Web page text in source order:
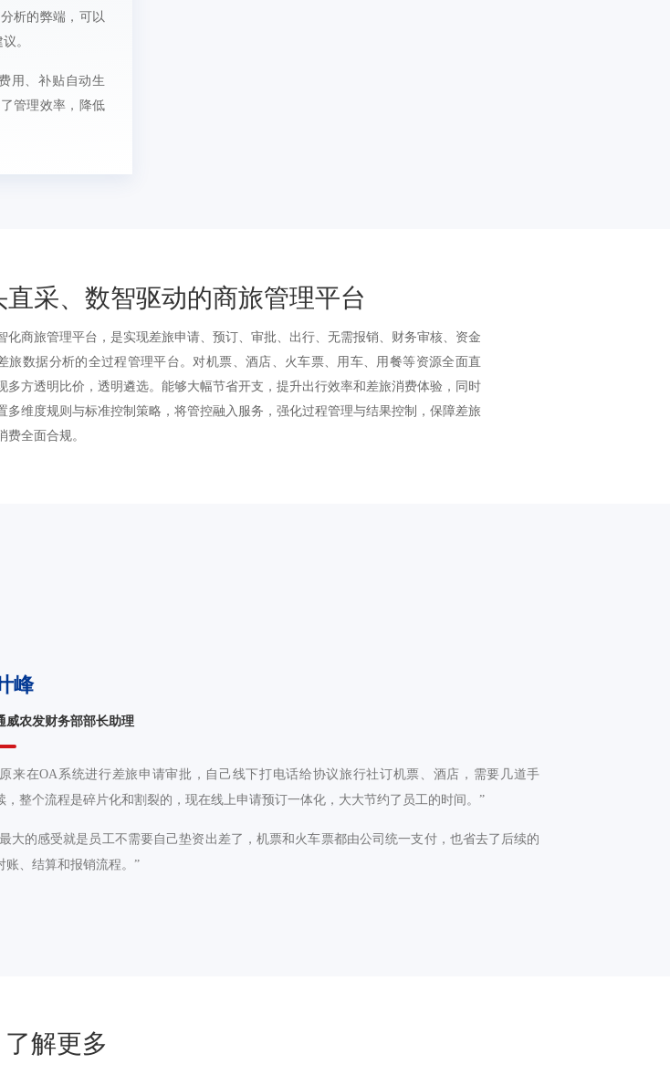
析的弊端，可以
。
用、补贴自动生
管理效率，降低
直采、数智驱动的商旅管理平台
化商旅管理平台，是实现差旅申请、预订、审批、出行、无需报销、财务审核、资金
旅数据分析的全过程管理平台。对机票、酒店、火车票、用车、用餐等资源全面直
多方透明比价，透明遴选。能够大幅节省开支，提升出行效率和差旅消费体验，同时
多维度规则与标准控制策略，将管控融入服务，强化过程管理与结果控制，保障差旅
费全面合规。
峰
威农发财务部部长助理
来在OA系统进行差旅申请审批，自己线下打电话给协议旅行社订机票、酒店，需要几道手
，整个流程是碎片化和割裂的，现在线上申请预订一体化，大大节约了员工的时间。”
大的感受就是员工不需要自己垫资出差了，机票和火车票都由公司统一支付，也省去了后续的
账、结算和报销流程。”
了解更多